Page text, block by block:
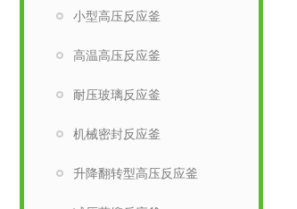
小型高压反应釜
高温高压反应釜
耐压玻璃反应釜
机械密封反应釜
升降翻转型高压反应釜